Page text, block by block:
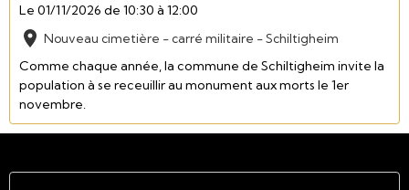
Le 01/11/2026 de 10:30 à 12:00
Nouveau cimetière - carré militaire - Schiltigheim
Comme chaque année, la commune de Schiltigheim invite la
population à se receuillir au monument aux morts le 1er
novembre.